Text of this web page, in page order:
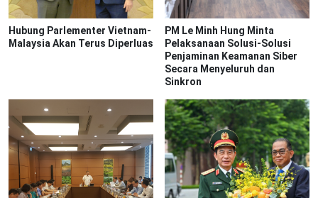
Hubung Parlementer Vietnam-
Malaysia Akan Terus Diperluas
PM Le Minh Hung Minta
Pelaksanaan Solusi-Solusi
Penjaminan Keamanan Siber
Secara Menyeluruh dan
Sinkron